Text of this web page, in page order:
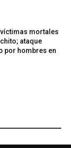
mortales
ataque
por hombres en